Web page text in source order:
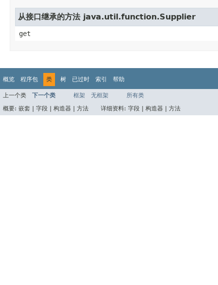
从接口继承的方法 java.util.function.Supplier
get
概览 程序包 类 树 已过时 索引 帮助
上一个类 下一个类 框架 无框架
所有类
概要: 嵌套 | 字段 | 构造器 | 方法 详细资料: 字段 | 构造器 | 方法